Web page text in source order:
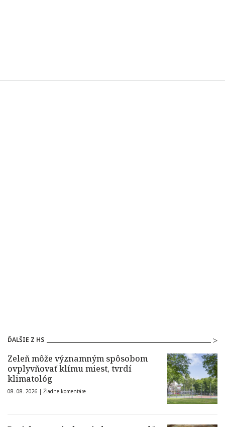
ĎALŠIE Z HS
Zeleň môže významným spôsobom
ovplyvňovať klímu miest, tvrdí
klimatológ
08. 08. 2026 | Žiadne komentáre